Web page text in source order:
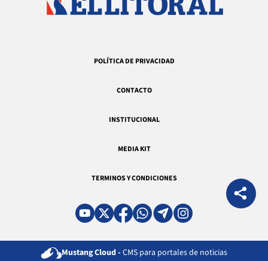
POLÍTICA DE PRIVACIDAD
CONTACTO
INSTITUCIONAL
MEDIA KIT
TERMINOS Y CONDICIONES
Mustang Cloud - CMS para portales de noticias